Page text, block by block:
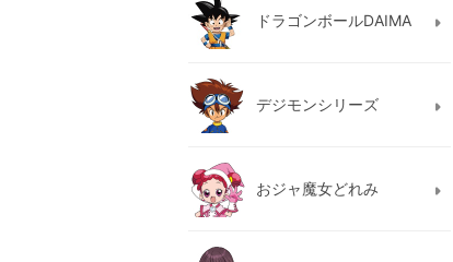
ドラゴンボールDAIMA
デジモンシリーズ
おジャ魔女どれみ